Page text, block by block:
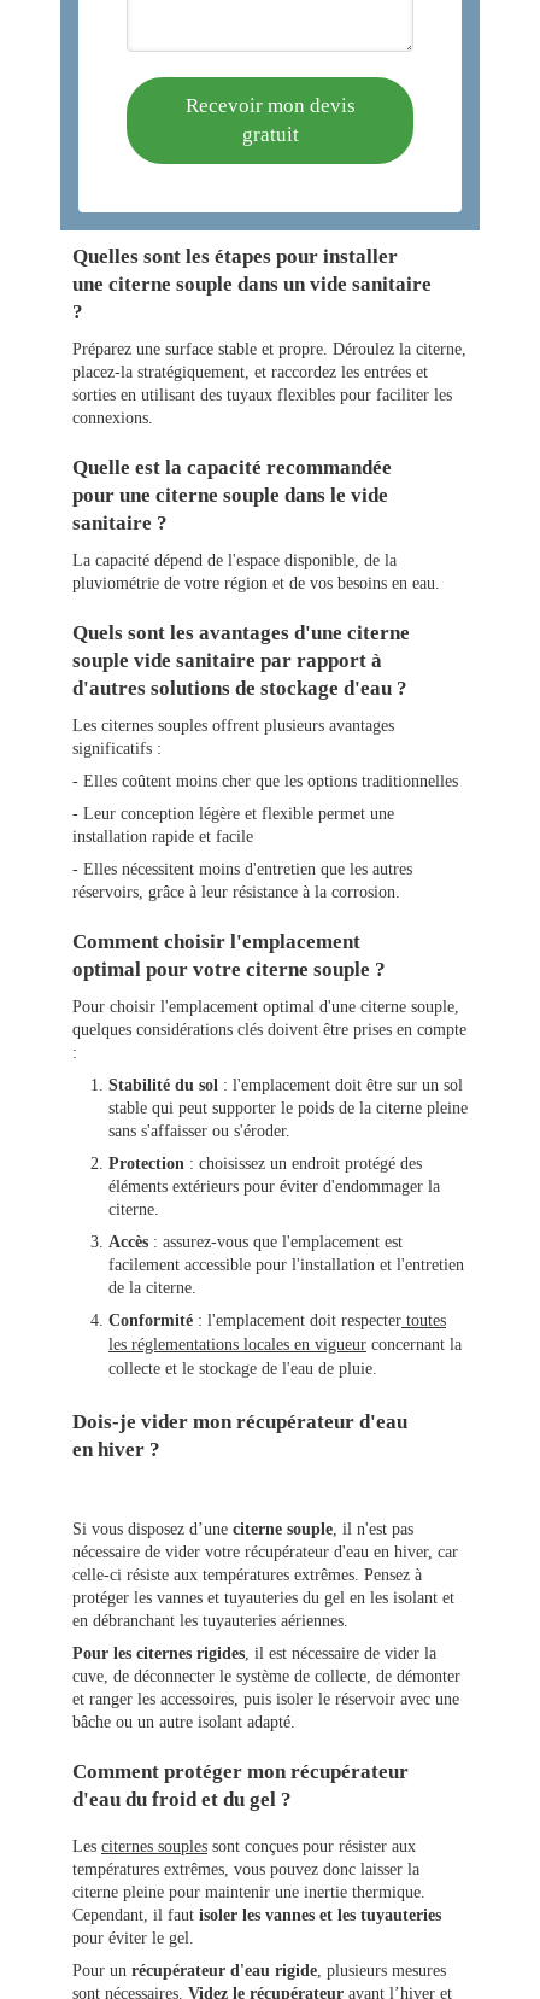
Recevoir mon devis
gratuit
Quelles sont les étapes pour installer
une citerne souple dans un vide sanitaire
?
Préparez une surface stable et propre. Déroulez la citerne,
placez-la stratégiquement, et raccordez les entrées et
sorties en utilisant des tuyaux flexibles pour faciliter les
connexions.
Quelle est la capacité recommandée
pour une citerne souple dans le vide
sanitaire ?
La capacité dépend de l'espace disponible, de la
pluviométrie de votre région et de vos besoins en eau.
Quels sont les avantages d'une citerne
souple vide sanitaire par rapport à
d'autres solutions de stockage d'eau ?
Les citernes souples offrent plusieurs avantages
significatifs :
- Elles coûtent moins cher que les options traditionnelles
- Leur conception légère et flexible permet une
installation rapide et facile
- Elles nécessitent moins d'entretien que les autres
réservoirs, grâce à leur résistance à la corrosion.
Comment choisir l'emplacement
optimal pour votre citerne souple ?
Pour choisir l'emplacement optimal d'une citerne souple,
quelques considérations clés doivent être prises en compte
:
Stabilité du sol : l'emplacement doit être sur un sol
stable qui peut supporter le poids de la citerne pleine
sans s'affaisser ou s'éroder.
Protection : choisissez un endroit protégé des
éléments extérieurs pour éviter d'endommager la
citerne.
Accès : assurez-vous que l'emplacement est
facilement accessible pour l'installation et l'entretien
de la citerne.
Conformité : l'emplacement doit respecter toutes
les réglementations locales en vigueur concernant la
collecte et le stockage de l'eau de pluie.
Dois-je vider mon récupérateur d'eau
en hiver ?
Si vous disposez d’une citerne souple, il n'est pas
nécessaire de vider votre récupérateur d'eau en hiver, car
celle-ci résiste aux températures extrêmes. Pensez à
protéger les vannes et tuyauteries du gel en les isolant et
en débranchant les tuyauteries aériennes.
Pour les citernes rigides, il est nécessaire de vider la
cuve, de déconnecter le système de collecte, de démonter
et ranger les accessoires, puis isoler le réservoir avec une
bâche ou un autre isolant adapté.
Comment protéger mon récupérateur
d'eau du froid et du gel ?
Les citernes souples sont conçues pour résister aux
températures extrêmes, vous pouvez donc laisser la
citerne pleine pour maintenir une inertie thermique.
Cependant, il faut isoler les vannes et les tuyauteries
pour éviter le gel.
Pour un récupérateur d'eau rigide, plusieurs mesures
sont nécessaires. Videz le récupérateur avant l’hiver et